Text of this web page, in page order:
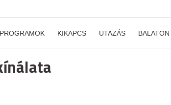
PROGRAMOK KIKAPCS UTAZÁS BALATON